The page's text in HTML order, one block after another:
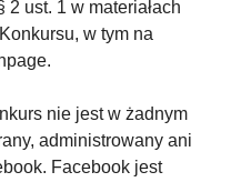
2 ust. 1 w materiałach
w tym na
nie jest w żadnym
administrowany ani
Facebook jest